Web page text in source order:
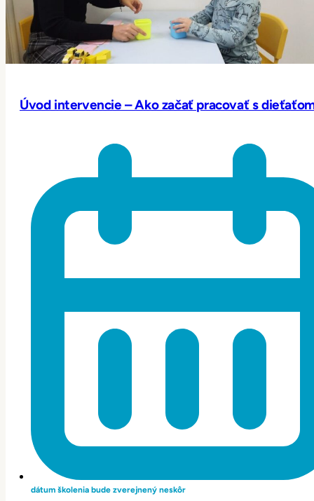
Úvod intervencie – Ako začať pracovať s
dátum školenia bude zverejnený neskôr